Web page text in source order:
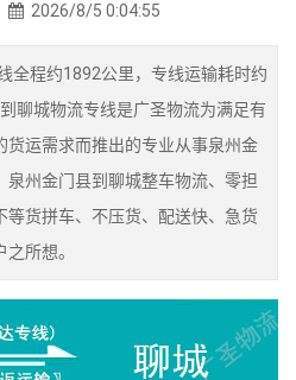
2026/8/5 0:04:55
程约1892公里，专线运输耗时约
聊城物流专线是广圣物流为满足有
货运需求而推出的专业从事泉州金
泉州金门县到聊城整车物流、零担
货拼车、不压货、配送快、急货
所想。